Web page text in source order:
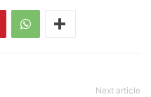
Next article